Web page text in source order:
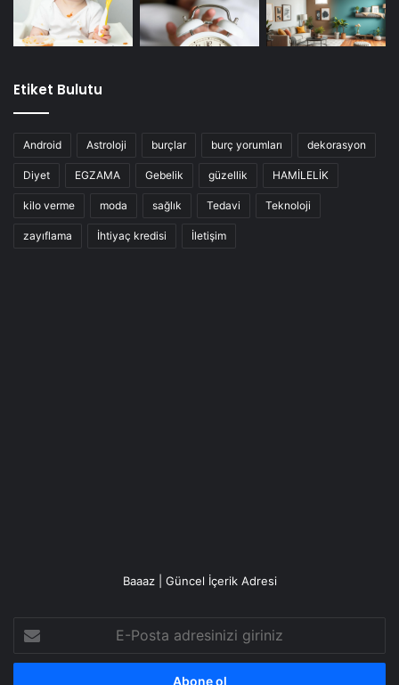
Etiket Bulutu
Android Astroloji burçlar burç yorumları dekorasyon
Diyet EGZAMA Gebelik güzellik HAMİLELİK
kilo verme moda sağlık Tedavi Teknoloji
zayıflama İhtiyaç kredisi İletişim
Baaaz | Güncel İçerik Adresi
Posta
adresinizi